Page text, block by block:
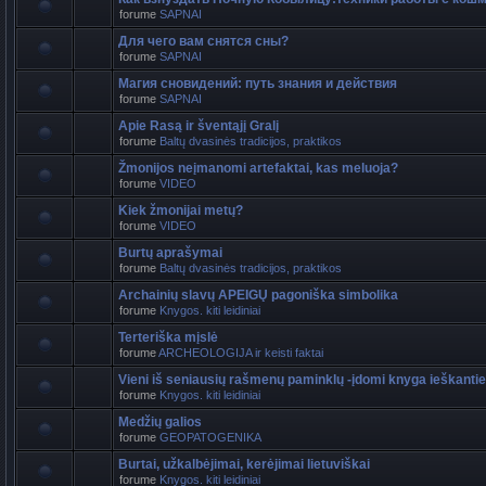
forume SAPNAI
Для чего вам снятся сны?
forume SAPNAI
Магия сновидений: путь знания и действия
forume SAPNAI
Apie Rasą ir šventąjį Gralį
forume Baltų dvasinės tradicijos, praktikos
Žmonijos neįmanomi artefaktai, kas meluoja?
forume VIDEO
Kiek žmonijai metų?
forume VIDEO
Burtų aprašymai
forume Baltų dvasinės tradicijos, praktikos
Archainių slavų APEIGŲ pagoniška simbolika
forume Knygos. kiti leidiniai
Terteriška mįslė
forumeARCHEOLOGIJA ir keisti faktai
Vieni iš seniausių rašmenų paminklų -įdomi knyga
forume Knygos. kiti leidiniai
Medžių galios
forume GEOPATOGENIKA
Burtai, užkalbėjimai, kerėjimai lietuviškai
forume Knygos. kiti leidiniai